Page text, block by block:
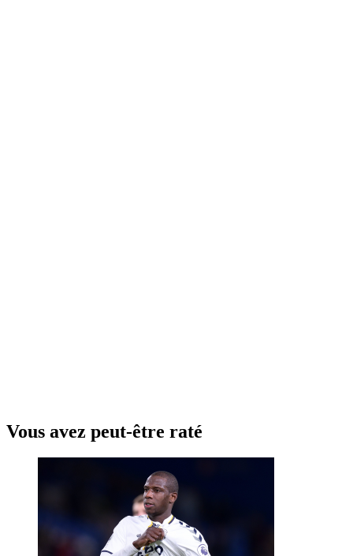
Vous avez peut-être raté